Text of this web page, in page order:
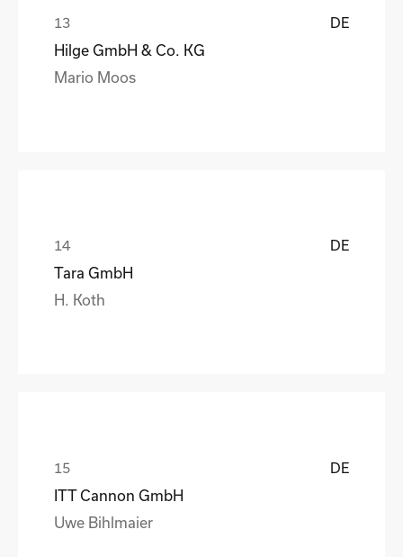
DE
Hilge GmbH & Co. KG
Mario Moos
DE
Tara GmbH
H. Koth
DE
ITT Cannon GmbH
Uwe Bihlmaier